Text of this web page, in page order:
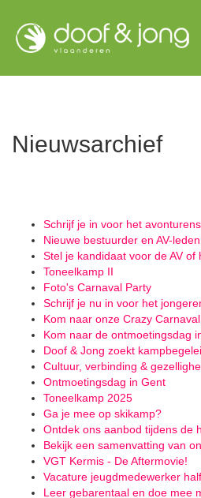
naar
Nieuwsarchief
Schrijf je in voor het
Nieuwe bestuurder en AV-
Stel je kandidaat voor de AV of
Toneelkamp II
Foto's Carnaval Party
Schrijf je nu in voor het
Kom naar onze Crazy
Kom naar de ontmoetingsdag
Doof & Jong zoekt
Cultuur, verbinding &
Ontmoetingsdag in Gent
Toneelkamp 2025
Ga je mee op skikamp?
Ontdek ons aanbod tijdens de
Bekijk een samenvatting van
VGT Kermis - De Aftermovie!
Vacature jeugdmedewerker
Leer gebarentaal en doe mee